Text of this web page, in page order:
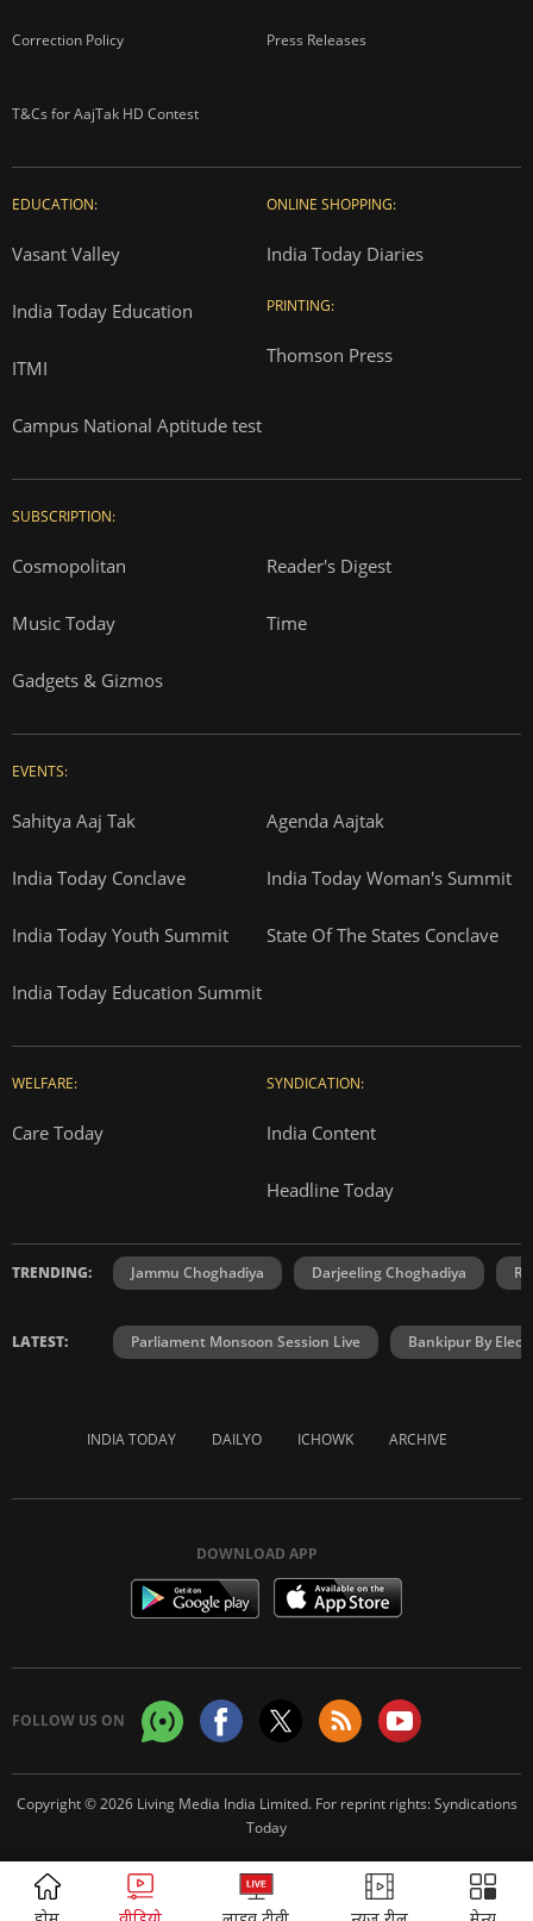
Correction Policy Press Releases
T&Cs for AajTak HD Contest
EDUCATION:
Vasant Valley
India Today Education
ITMI
Campus National Aptitude test
ONLINE SHOPPING:
India Today Diaries
PRINTING:
Thomson Press
SUBSCRIPTION:
Cosmopolitan Reader's Digest
Music Today Time
Gadgets & Gizmos
EVENTS:
Sahitya Aaj Tak Agenda Aajtak
India Today Conclave India Today Woman's Summit
India Today Youth Summit State Of The States Conclave
India Today Education Summit
WELFARE:
Care Today
SYNDICATION:
India Content
Headline Today
TRENDING: Jammu Choghadiya Darjeeling Choghadiya
LATEST: Parliament Monsoon Session Live Bankipur By
INDIA TODAY DAILYO ICHOWK ARCHIVE
DOWNLOAD APP
FOLLOW US ON
Copyright © 2026 Living Media India Limited. For reprint rights:Syndications
Today
ADVERTISEMENT